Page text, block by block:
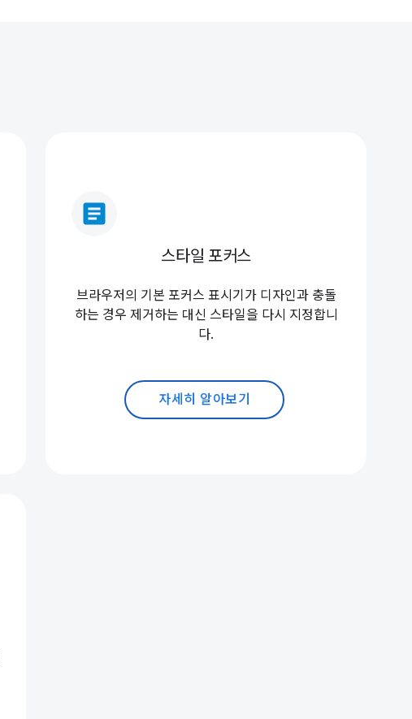
article
스타일 포커스
브라우저의 기본 포커스 표시기가 디자인과 충돌
하는 경우 제거하는 대신 스타일을 다시 지정합니
다.
자세히 알아보기